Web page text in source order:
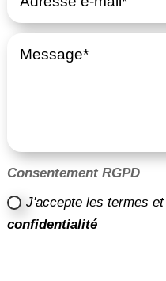
Consentement RGPD
J'accepte les termes
confidentialité